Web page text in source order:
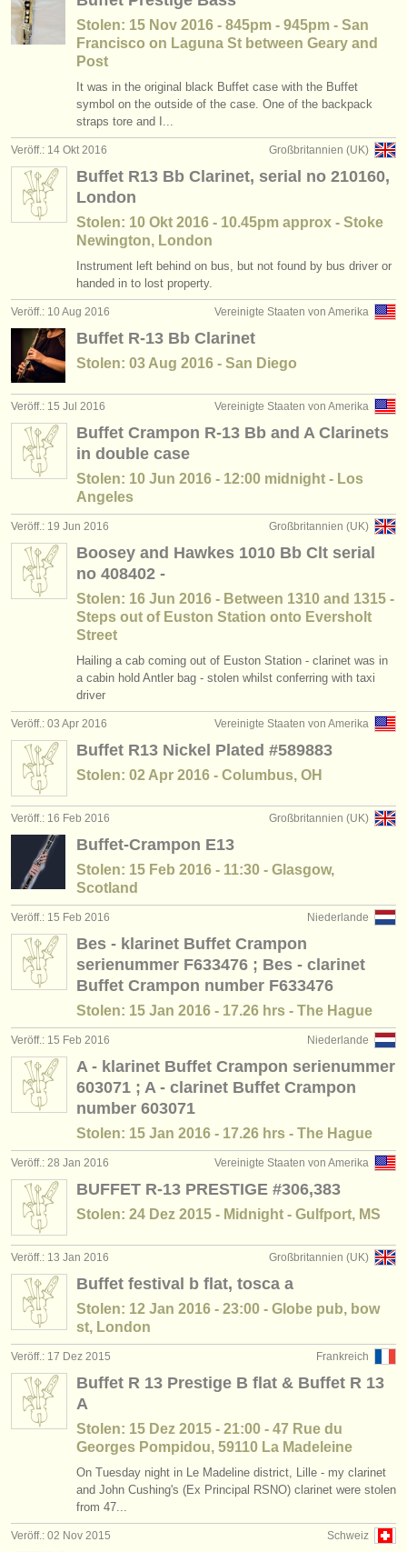
Stolen: 15 Nov 2016 - 845pm - 945pm - San
Francisco on Laguna St between Geary and
Post
It was in the original black Buffet case with the Buffet
symbol on the outside of the case. One of the backpack
straps tore and I...
Großbritannien (UK)
Veröff.: 14 Okt 2016
Buffet R13 Bb Clarinet, serial no 210160,
London
Stolen: 10 Okt 2016 - 10.45pm approx - Stoke
Newington, London
Instrument left behind on bus, but not found by bus driver or
handed in to lost property.
Vereinigte Staaten von Amerika
Veröff.: 10 Aug 2016
Buffet R-13 Bb Clarinet
Stolen: 03 Aug 2016 - San Diego
Vereinigte Staaten von Amerika
Veröff.: 15 Jul 2016
Buffet Crampon R-13 Bb and A Clarinets
in double case
Stolen: 10 Jun 2016 - 12:00 midnight - Los
Angeles
Großbritannien (UK)
Veröff.: 19 Jun 2016
Boosey and Hawkes 1010 Bb Clt serial
no 408402 -
Stolen: 16 Jun 2016 - Between 1310 and 1315 -
Steps out of Euston Station onto Eversholt
Street
Hailing a cab coming out of Euston Station - clarinet was in
a cabin hold Antler bag - stolen whilst conferring with taxi
driver
Vereinigte Staaten von Amerika
Veröff.: 03 Apr 2016
Buffet R13 Nickel Plated #589883
Stolen: 02 Apr 2016 - Columbus, OH
Großbritannien (UK)
Veröff.: 16 Feb 2016
Buffet-Crampon E13
Stolen: 15 Feb 2016 - 11:30 - Glasgow,
Scotland
Niederlande
Veröff.: 15 Feb 2016
Bes - klarinet Buffet Crampon
serienummer F633476 ; Bes - clarinet
Buffet Crampon number F633476
Stolen: 15 Jan 2016 - 17.26 hrs - The Hague
Niederlande
Veröff.: 15 Feb 2016
A - klarinet Buffet Crampon serienummer
603071 ; A - clarinet Buffet Crampon
number 603071
Stolen: 15 Jan 2016 - 17.26 hrs - The Hague
Vereinigte Staaten von Amerika
Veröff.: 28 Jan 2016
BUFFET R-13 PRESTIGE #306,383
Stolen: 24 Dez 2015 - Midnight - Gulfport, MS
Großbritannien (UK)
Veröff.: 13 Jan 2016
Buffet festival b flat, tosca a
Stolen: 12 Jan 2016 - 23:00 - Globe pub, bow
st, London
Frankreich
Veröff.: 17 Dez 2015
Buffet R 13 Prestige B flat & Buffet R 13
A
Stolen: 15 Dez 2015 - 21:00 - 47 Rue du
Georges Pompidou, 59110 La Madeleine
On Tuesday night in Le Madeline district, Lille - my clarinet
and John Cushing's (Ex Principal RSNO) clarinet were stolen
from 47...
Schweiz
Veröff.: 02 Nov 2015